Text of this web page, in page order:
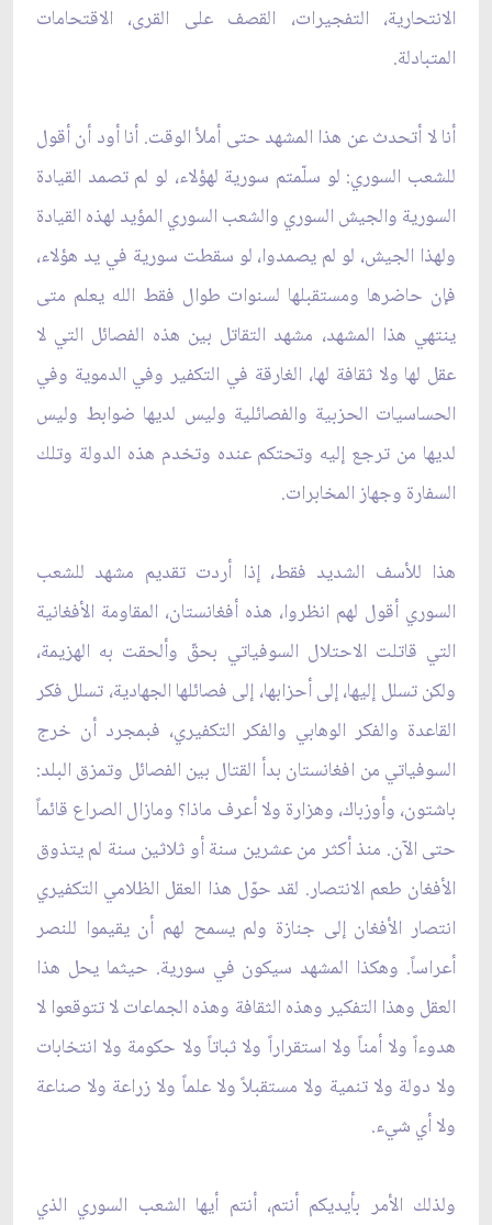
الانتحارية، التفجيرات، القصف على القرى، الاقتحامات
المتبادلة.
أنا لا أتحدث عن هذا المشهد حتى أملأ الوقت. أنا أود أن أقول
للشعب السوري: لو سلّمتم سورية لهؤلاء، لو لم تصمد القيادة
السورية والجيش السوري والشعب السوري المؤيد لهذه القيادة
ولهذا الجيش، لو لم يصمدوا، لو سقطت سورية في يد هؤلاء،
فإن حاضرها ومستقبلها لسنوات طوال فقط الله يعلم متى
ينتهي هذا المشهد، مشهد التقاتل بين هذه الفصائل التي لا
عقل لها ولا ثقافة لها، الغارقة في التكفير وفي الدموية وفي
الحساسيات الحزبية والفصائلية وليس لديها ضوابط وليس
لديها من ترجع إليه وتحتكم عنده وتخدم هذه الدولة وتلك
السفارة وجهاز المخابرات.
هذا للأسف الشديد فقط، إذا أردت تقديم مشهد للشعب
السوري أقول لهم انظروا، هذه أفغانستان، المقاومة الأفغانية
التي قاتلت الاحتلال السوفياتي بحقّ وألحقت به الهزيمة،
ولكن تسلل إليها، إلى أحزابها، إلى فصائلها الجهادية، تسلل فكر
القاعدة والفكر الوهابي والفكر التكفيري، فبمجرد أن خرج
السوفياتي من افغانستان بدأ القتال بين الفصائل وتمزق البلد:
باشتون، وأوزباك، وهزارة ولا أعرف ماذا؟ ومازال الصراع قائماً
حتى الآن. منذ أكثر من عشرين سنة أو ثلاثين سنة لم يتذوق
الأفغان طعم الانتصار. لقد حوّل هذا العقل الظلامي التكفيري
انتصار الأفغان إلى جنازة ولم يسمح لهم أن يقيموا للنصر
أعراساً. وهكذا المشهد سيكون في سورية. حيثما يحل هذا
العقل وهذا التفكير وهذه الثقافة وهذه الجماعات لا تتوقعوا لا
هدوءاً ولا أمناً ولا استقراراً ولا ثباتاً ولا حكومة ولا انتخابات
ولا دولة ولا تنمية ولا مستقبلاً ولا علماً ولا زراعة ولا صناعة
ولا أي شيء.
ولذلك الأمر بأيديكم أنتم، أنتم أيها الشعب السوري الذي